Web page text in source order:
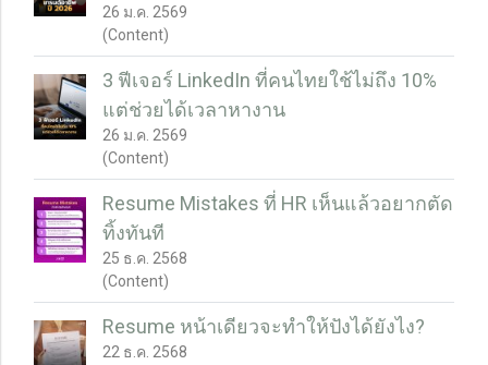
26 ม.ค. 2569
(Content)
3 ฟีเจอร์ LinkedIn ที่คนไทยใช้ไม่ถึง 10%
แต่ช่วยได้เวลาหางาน
26 ม.ค. 2569
(Content)
Resume Mistakes ที่ HR เห็นแล้วอยากตัด
ทิ้งทันที
25 ธ.ค. 2568
(Content)
Resume หน้าเดียวจะทำให้ปังได้ยังไง?
22 ธ.ค. 2568